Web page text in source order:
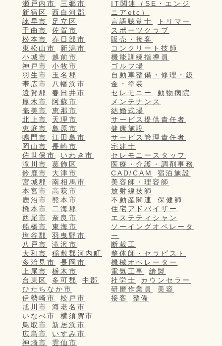
瀬戸内市
三郷市
新宿区
西白河郡
諫早市
足立区
千曲市
佐賀市
松本市
春日部市
東松山市
新潟市
小城市
越前市
神戸市
小牧市
羽生市
玉名郡
帯広市
八幡浜市
遠賀郡
春日井市
厚木市
阿蘇市
奄美市
恵那市
北上市
天理市
恵庭市
島原市
鳴門市
江田島市
岡山市
長崎市
佐世保市
いわき市
滝川市
葛飾区
鈴鹿市
大津市
宮城郡
南相馬市
本宮市
高萩市
鹿沼市
熊本市
橋本市
二海郡
西尾市
奈良市
船橋市
東海市
塩谷郡
羽曳野市
八戸市
滝沢市
大和市
稲敷郡河内町
多治見市
長岡市
上尾市
栃木市
台東区
多可郡
中郡
ひたちなか市
伊勢崎市
松戸市
旭川市
海老名市
いなべ市
横須賀市
鳥取市
新居浜市
広島市
いすみ市
神埼市
雲仙市
IT関連（SE・エンジ
ニアetc）
言語聴覚士
トリマー
スポーツクラブ
販売・接客
コンクリート技師
機能訓練指導員
ゴルフ場
自動車整備・修理・鈑
金・塗装
セレモニー
動物病院
メンテナンス
結婚式場
サービス提供責任者
健康施設
サービス管理責任者
宅建士
セレモニースタッフ
医療・介護・調剤事務
CAD/CAM
宿泊施設
美容師・理容師
放射線技師
不動産関連
保健師
住宅アドバイザー
エステティシャン
ソーイングオペレータ
ー
断裁工
整体師・セラピスト
機械オペレーター
電気工事
縫製
社労士
カウンセラー
研磨作業員
美容
接客
整備